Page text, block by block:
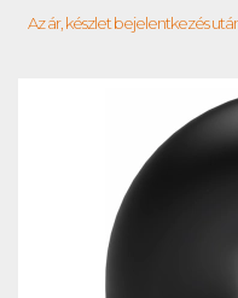
Az ár, készlet bejelentkezés